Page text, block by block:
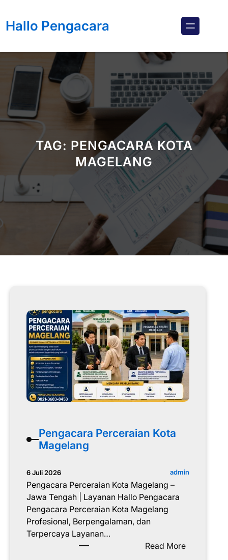
konten
Hallo Pengacara
TAG: PENGACARA KOTA
MAGELANG
Pengacara Perceraian Kota
Magelang
6 Juli 2026 admin
Pengacara Perceraian Kota Magelang –
Jawa Tengah | Layanan Hallo Pengacara
Pengacara Perceraian Kota Magelang
Profesional, Berpengalaman, dan
Terpercaya Layanan…
Read More: